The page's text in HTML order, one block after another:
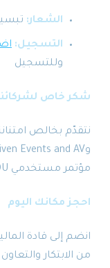
الشعار:
التسجيل:
وللتسجيل
شكر خاص
مؤتمر مستخدمي IDU ممكنًا.
احجز مكانك اليوم
انضم إلى قادة
من الابتكار